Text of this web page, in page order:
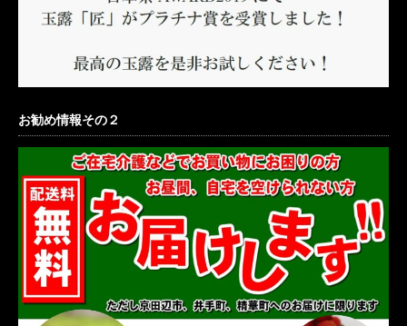
お勧め情報その２